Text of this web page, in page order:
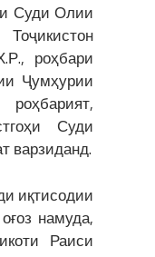
Суди Олии
роҳбари
Ҷумҳурии
Суди
варзиданд.
иқтисодии
намуда,
Раиси